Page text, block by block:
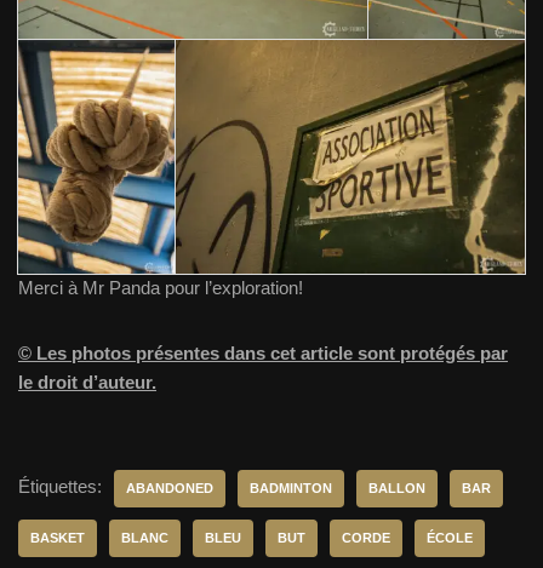
Merci à Mr Panda pour l’exploration!
© Les photos présentes dans cet article sont protégés par
le droit d’auteur.
Étiquettes: ABANDONED BADMINTON BALLON BAR
BASKET BLANC BLEU BUT CORDE ÉCOLE